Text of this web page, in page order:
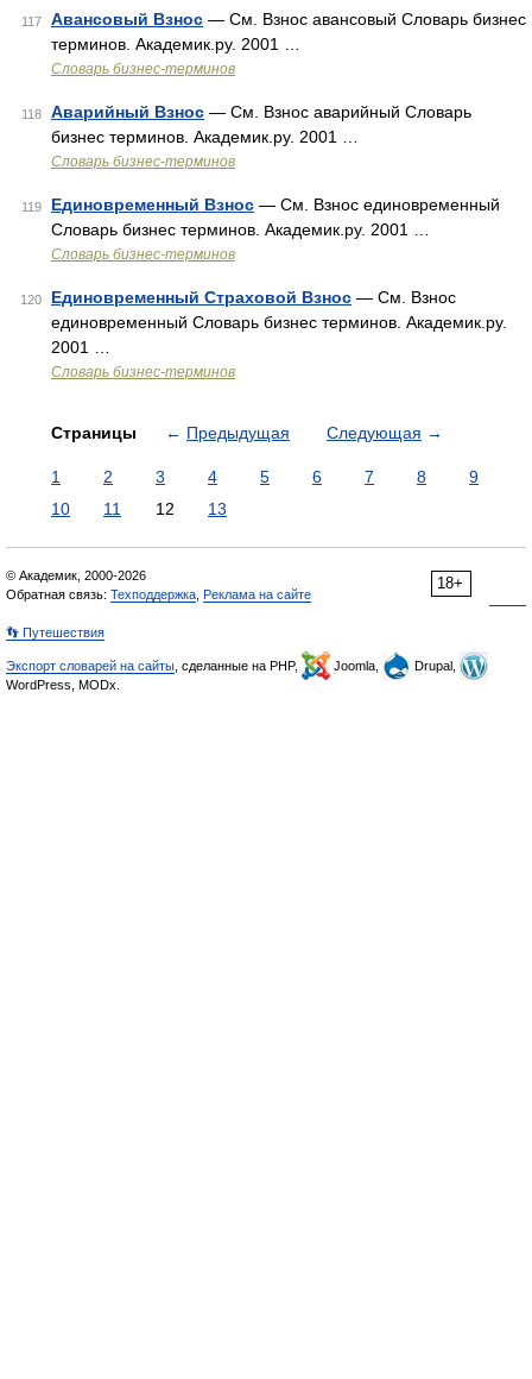
117 Авансовый Взнос — См. Взнос авансовый Словарь бизнес
терминов. Академик.ру. 2001 …
Словарь бизнес-терминов
118 Аварийный Взнос — См. Взнос аварийный Словарь
бизнес терминов. Академик.ру. 2001 …
Словарь бизнес-терминов
119 Единовременный Взнос — См. Взнос единовременный
Словарь бизнес терминов. Академик.ру. 2001 …
Словарь бизнес-терминов
120 Единовременный Страховой Взнос — См. Взнос
единовременный Словарь бизнес терминов. Академик.ру.
2001 …
Словарь бизнес-терминов
Страницы ← Предыдущая Следующая →
1 2 3 4 5 6 7 8
9
10
11 12 13
18+
© Академик, 2000-2026
Обратная связь: Техподдержка Реклама на сайте
👣 Путешествия
Экспорт словарей на сайты , сделанные на PHP, Joomla,
Drupal,
WordPress, MODx.